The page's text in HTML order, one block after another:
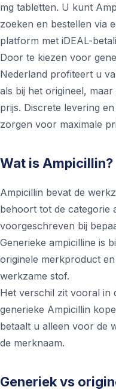
mg tabletten. U kunt
zoeken en bestellen via
platform met iDEAL-
Door te kiezen voor
Nederland profiteert u
als bij het origineel,
prijs. Discrete levering
zorgen voor maximale
Wat is Ampicillin?
Ampicillin bevat de
behoort tot de categorie
voorgeschreven bij
Generieke ampicilline is
originele merkproduct
werkzame stof.
Het verschil zit vooral in
generieke Ampicillin
betaalt u alleen voor de
de merknaam.
Generiek vs